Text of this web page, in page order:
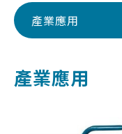
03
應用領域
04
最新消息
05
檔案下載
詢價車
產業應用
產業應用